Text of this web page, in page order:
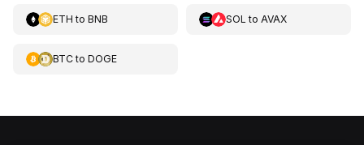
ETH to BNB SOL to AVAX
BTCto DOGE